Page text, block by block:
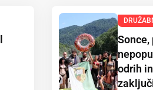
Sonce,
odrih